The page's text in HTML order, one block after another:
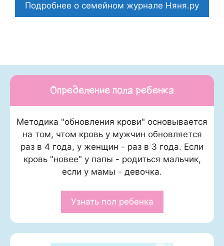
Подробнее о семейном журнале Няня.ру
Определение пола ребенка
Методика "обновления крови" основывается
на том, чтом кровь у мужчин обновляется
раз в 4 года, у женщин - раз в 3 года. Если
кровь "новее" у папы - родиться мальчик,
если у мамы - девочка.
Узнать пол ребенка